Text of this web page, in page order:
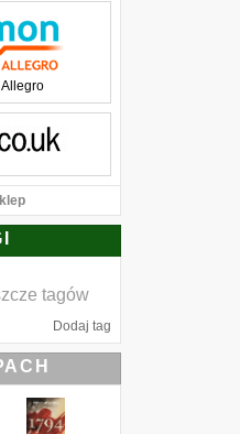
tagów
Dodaj tag